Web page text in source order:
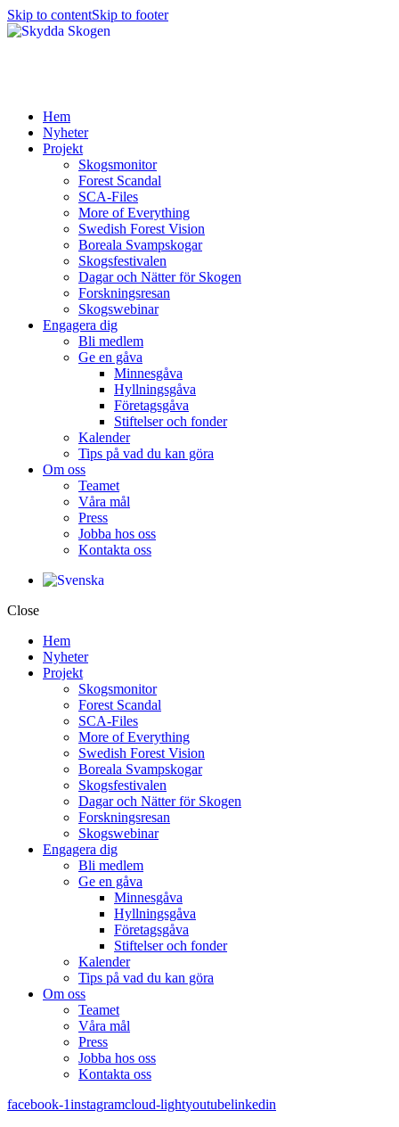
Skip to contentSkip to footer
Hem
Nyheter
Projekt
Skogsmonitor
Forest Scandal
SCA-Files
More of Everything
Swedish Forest Vision
Boreala Svampskogar
Skogsfestivalen
Dagar och Nätter för Skogen
Forskningsresan
Skogswebinar
Engagera dig
Bli medlem
Ge en gåva
Minnesgåva
Hyllningsgåva
Företagsgåva
Stiftelser och fonder
Kalender
Tips på vad du kan göra
Om oss
Teamet
Våra mål​
Press
Jobba hos oss
Kontakta oss
Close
Hem
Nyheter
Projekt
Skogsmonitor
Forest Scandal
SCA-Files
More of Everything
Swedish Forest Vision
Boreala Svampskogar
Skogsfestivalen
Dagar och Nätter för Skogen
Forskningsresan
Skogswebinar
Engagera dig
Bli medlem
Ge en gåva
Minnesgåva
Hyllningsgåva
Företagsgåva
Stiftelser och fonder
Kalender
Tips på vad du kan göra
Om oss
Teamet
Våra mål​
Press
Jobba hos oss
Kontakta oss
facebook-1instagramcloud-lightyoutubelinkedin